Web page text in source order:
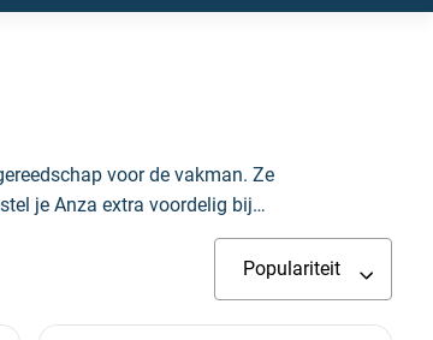
voor de vakman. Ze
je Anza extra voordelig bij
Populariteit